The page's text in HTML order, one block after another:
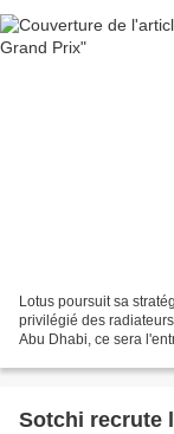
Lotus poursuit sa
privilégié des
Abu Dhabi, ce sera
Sotchi recrute